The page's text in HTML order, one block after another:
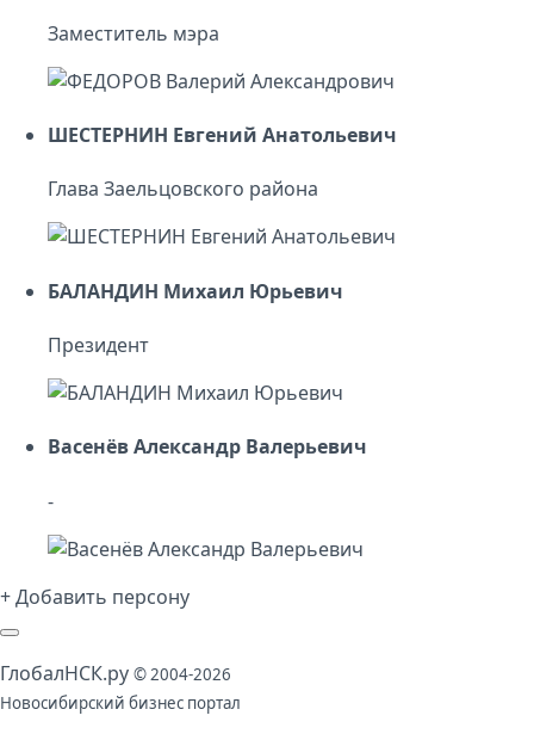
Заместитель мэра
ШЕСТЕРНИН Евгений Анатольевич
Глава Заельцовского района
БАЛАНДИН Михаил Юрьевич
Президент
Васенёв Александр Валерьевич
-
+ Добавить персону
ГлобалНСК.py © 2004-2026
Новосибирский бизнес портал